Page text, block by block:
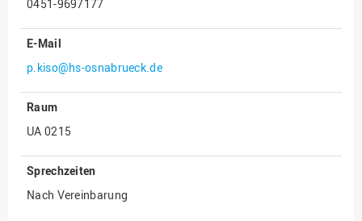
Innenrevision
Institut für Musik
IT Service Center
Kommunikation und
Nachhaltigkeit
Personal
0451-9697177
E-Mail
p.kiso@hs-osnabrueck.de
Raum
UA 0215
Sprechzeiten
Nach Vereinbarung